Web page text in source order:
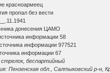
красноармеец
пропал без вести
донесения ЦАМО
информации 58
информации 977521
информации 67
стрелок, беспартийный
Пензенская обл., Салтыковский р-н,